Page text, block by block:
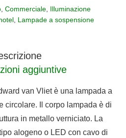
, Commerciale, Illuminazione
Lampade a sospensione
aggiuntive
van Vliet è una lampada a
circolare. Il corpo lampada è di
in metallo verniciato. La
alogeno o LED con cavo di